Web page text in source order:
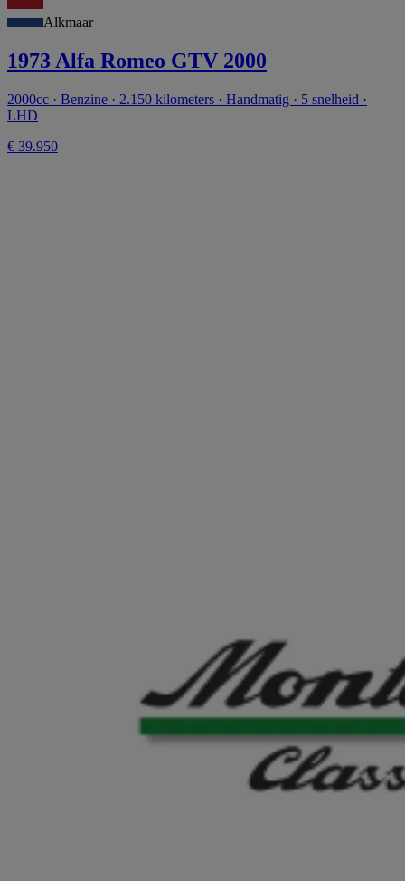
Alkmaar
1973 Alfa Romeo GTV 2000
2000cc · Benzine · 2.150 kilometers · Handmatig · 5 snelheid ·
LHD
€ 39.950